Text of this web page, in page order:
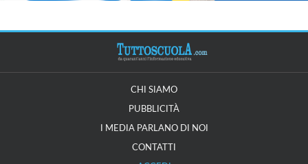
CHI SIAMO
PUBBLICITÀ
I MEDIA PARLANO DI NOI
CONTATTI